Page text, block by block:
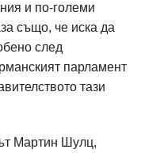
и по-големи
също, че иска да
след
парламент
тази
Мартин Шулц,